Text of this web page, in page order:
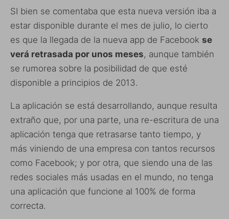
SI bien se comentaba que esta nueva versión iba a
estar disponible durante el mes de julio, lo cierto
es que la llegada de la nueva app de Facebook se
verá retrasada por unos meses, aunque también
se rumorea sobre la posibilidad de que esté
disponible a principios de 2013.
La aplicación se está desarrollando, aunque resulta
extraño que, por una parte, una re-escritura de una
aplicación tenga que retrasarse tanto tiempo, y
más viniendo de una empresa con tantos recursos
como Facebook; y por otra, que siendo una de las
redes sociales más usadas en el mundo, no tenga
una aplicación que funcione al 100% de forma
correcta.